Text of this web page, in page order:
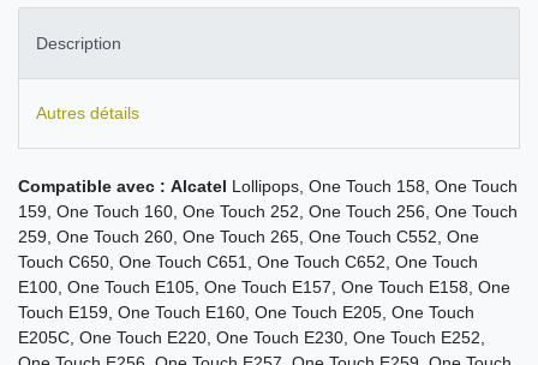
Description
Autres détails
Compatible avec : Alcatel Lollipops, One Touch 158, One Touch
159, One Touch 160, One Touch 252, One Touch 256, One Touch
259, One Touch 260, One Touch 265, One Touch C552, One
Touch C650, One Touch C651, One Touch C652, One Touch
E100, One Touch E105, One Touch E157, One Touch E158, One
Touch E159, One Touch E160, One Touch E205, One Touch
E205C, One Touch E220, One Touch E230, One Touch E252,